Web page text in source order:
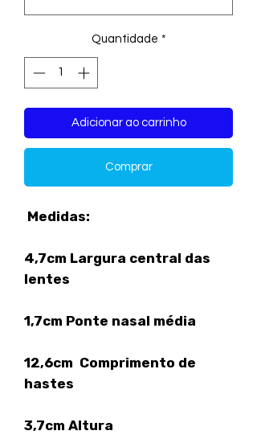
Quantidade *
Adicionar ao carrinho
Comprar
Medidas:
4,7cm Largura central das
lentes
1,7cm Ponte nasal média
12,6cm Comprimento de
hastes
3,7cm Altura